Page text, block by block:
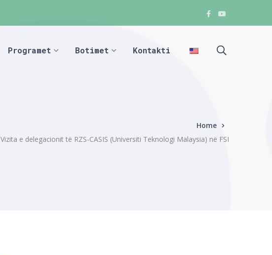
Facebook
FacebookFacebook
Programet Botimet Kontakti
Home
Vizita e delegacionit të RZS-CASIS (Universiti Teknologi Malaysia) në FSI